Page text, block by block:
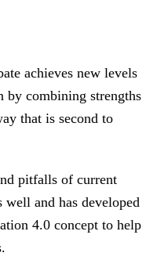
achieves new levels
by combining strengths
that is second to
pitfalls of current
well and has developed
4.0 concept to help